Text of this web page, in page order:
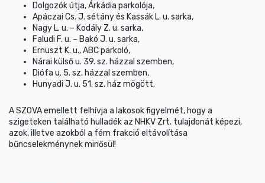
Dolgozók útja, Árkádia parkolója,
Apáczai Cs. J. sétány és Kassák L. u. sarka,
Nagy L. u. – Kodály Z. u. sarka,
Faludi F. u. – Bakó J. u. sarka,
Ernuszt K. u., ABC parkoló,
Nárai külső u. 39. sz. házzal szemben,
Diófa u. 5. sz. házzal szemben,
Hunyadi J. u. 51. sz. ház mögött.
A SZOVA emellett felhívja a lakosok figyelmét, hogy a
szigeteken található hulladék az NHKV Zrt. tulajdonát képezi,
azok, illetve azokból a fém frakció eltávolítása
bűncselekménynek minősül!